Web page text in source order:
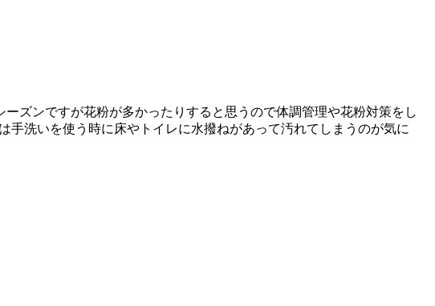
ズンですが花粉が多かったりすると思うので体調管理や花粉対策をし
洗いを使う時に床やトイレに水撥ねがあって汚れてしまうのが気に